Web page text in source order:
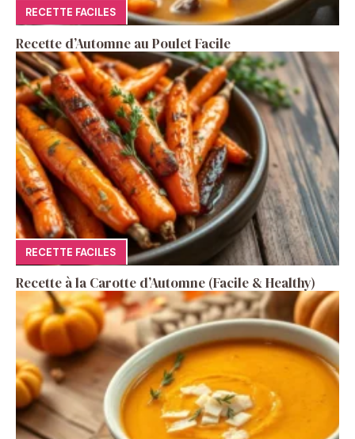
RECETTE FACILES
Recette d’Automne au Poulet Facile
RECETTE FACILES
Recette à la Carotte d’Automne (Facile & Healthy)